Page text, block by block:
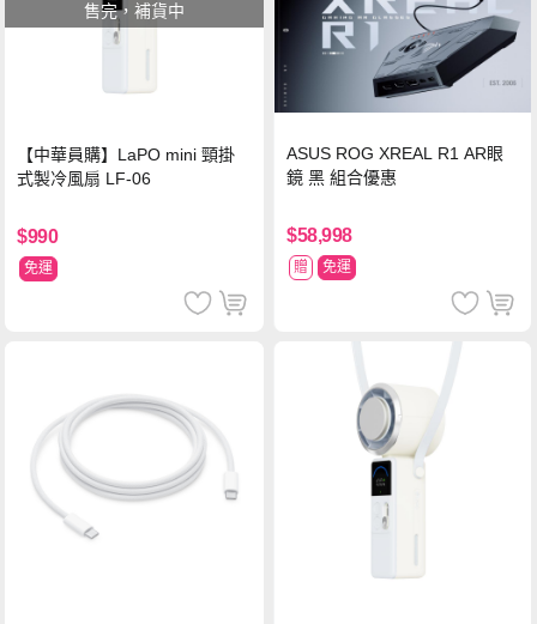
售完，補貨中
【中華員購】LaPO mini 頸掛
式製冷風扇 LF-06
$990
免運
ASUS ROG XREAL R1 AR眼
鏡 黑 組合優惠
$58,998
贈 免運